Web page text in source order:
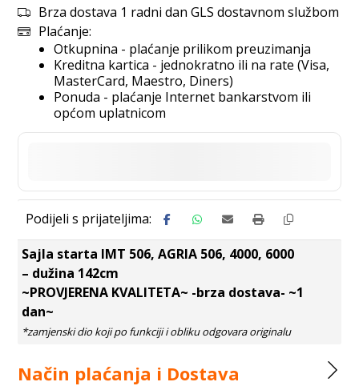
Brza dostava 1 radni dan GLS dostavnom službom
Plaćanje:
Otkupnina - plaćanje prilikom preuzimanja
Kreditna kartica - jednokratno ili na rate (Visa,
MasterCard, Maestro, Diners)
Ponuda - plaćanje Internet bankarstvom ili
općom uplatnicom
Sajla starta IMT 506, AGRIA 506, 4000, 6000
– dužina 142cm
~PROVJERENA KVALITETA~ -brza dostava- ~1
dan~
Način plaćanja i Dostava